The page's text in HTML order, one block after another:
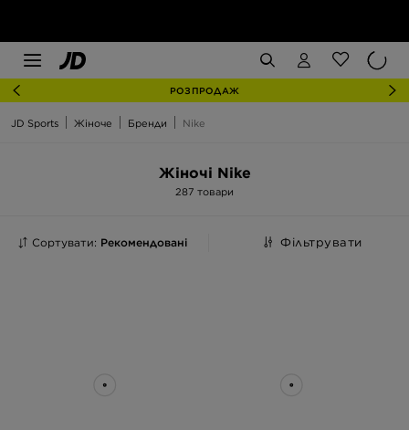
РОЗПРОДАЖ
JD Sports Жіноче Бренди Nike
Жіночі Nike
287 товари
Сортувати: Рекомендовані Фільтрувати